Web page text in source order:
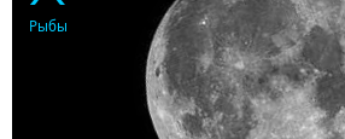
Рыбы